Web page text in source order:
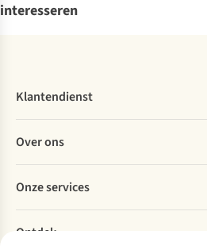
interesseren
Klantendienst
Bestellen
Betalen
Levering
Retourneren
Bestelling herroepen
Over ons
Explore More
Verantwoord ondernemen
Over Ayacucho
Onze services
Ontdek